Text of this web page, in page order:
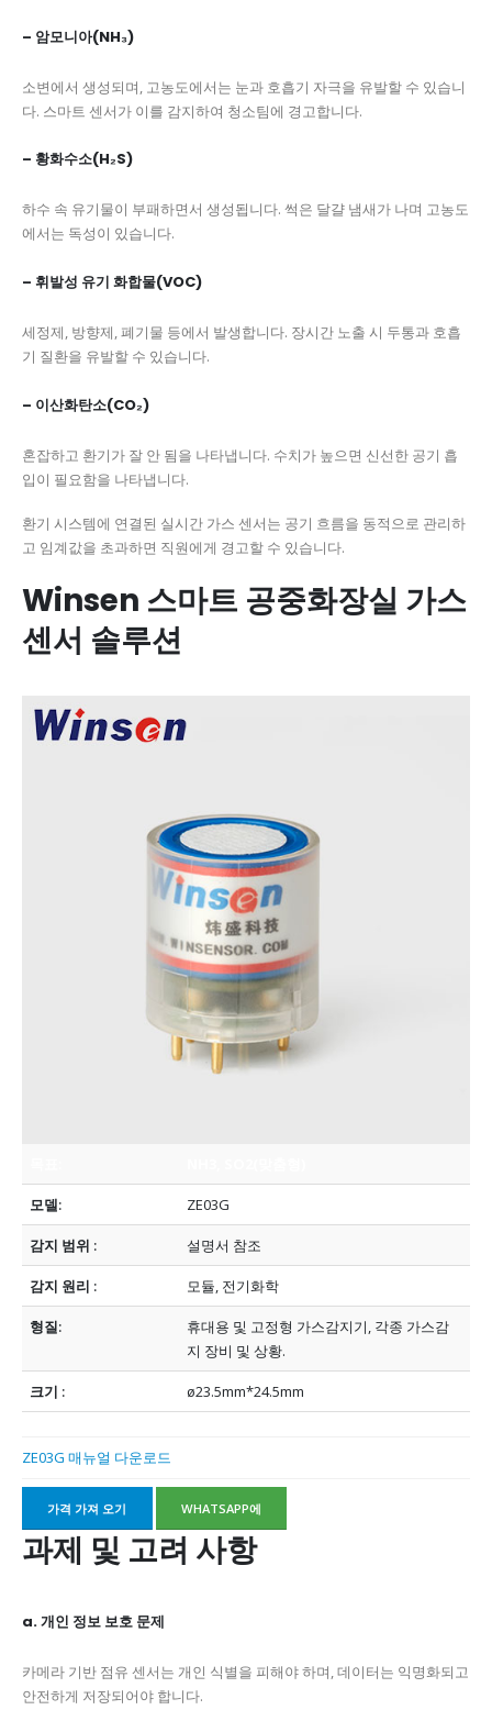
– 암모니아(NH₃)
소변에서 생성되며, 고농도에서는 눈과 호흡기 자극을 유발할 수 있습니
다. 스마트 센서가 이를 감지하여 청소팀에 경고합니다.
– 황화수소(H₂S)
하수 속 유기물이 부패하면서 생성됩니다. 썩은 달걀 냄새가 나며 고농도
에서는 독성이 있습니다.
– 휘발성 유기 화합물(VOC)
세정제, 방향제, 폐기물 등에서 발생합니다. 장시간 노출 시 두통과 호흡
기 질환을 유발할 수 있습니다.
– 이산화탄소(CO₂)
혼잡하고 환기가 잘 안 됨을 나타냅니다. 수치가 높으면 신선한 공기 흡
입이 필요함을 나타냅니다.
환기 시스템에 연결된 실시간 가스 센서는 공기 흐름을 동적으로 관리하
고 임계값을 초과하면 직원에게 경고할 수 있습니다.
Winsen 스마트 공중화장실 가스
센서 솔루션
모델: ZE03G
감지 범위 : 설명서 참조
감지 원리 : 모듈, 전기화학
형질:
휴대용 및 고정형 가스감지기, 각종 가스감
지 장비 및 상황.
크기 : ø23.5mm*24.5mm
ZE03G 매뉴얼 다운로드
가격 가져 오기 WHATSAPP에
과제 및 고려 사항
a. 개인 정보 보호 문제
카메라 기반 점유 센서는 개인 식별을 피해야 하며, 데이터는 익명화되고
안전하게 저장되어야 합니다.